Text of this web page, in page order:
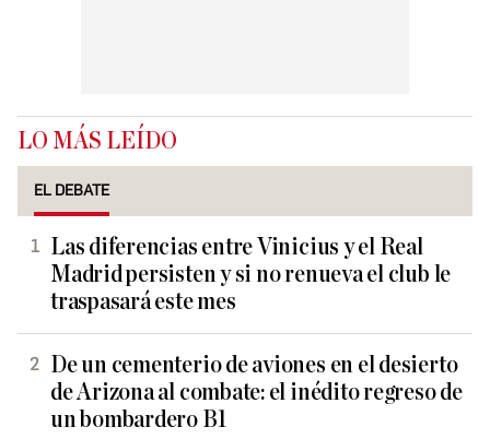
LO MÁS LEÍDO
EL DEBATE
Las diferencias entre Vinicius y el Real
Madrid persisten y si no renueva el club le
traspasará este mes
De un cementerio de aviones en el desierto
de Arizona al combate: el inédito regreso de
un bombardero B1